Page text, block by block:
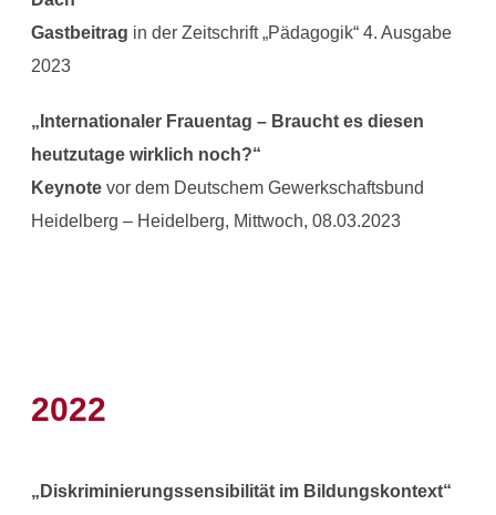
Gastbeitrag in der Zeitschrift „Pädagogik“ 4. Ausgabe
2023
„Internationaler Frauentag – Braucht es diesen
heutzutage wirklich noch?“
Keynotevor dem Deutschem Gewerkschaftsbund
Heidelberg – Heidelberg, Mittwoch, 08.03.2023
2022
„Diskriminierungssensibilität im Bildungskontext“